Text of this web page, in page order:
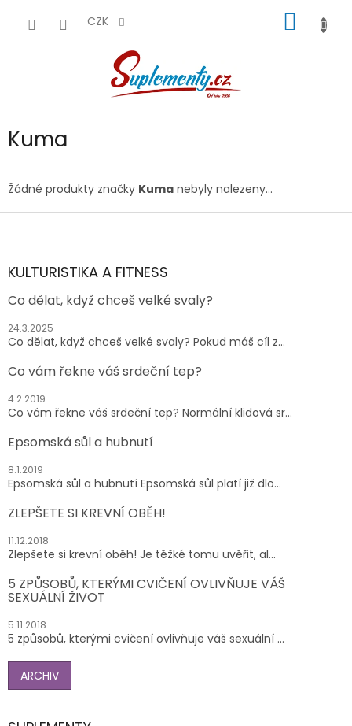
CZK
KOŠÍK
Kuma
Žádné produkty značky Kuma nebyly nalezeny...
Z
aKULTURISTIKA A FITNESS
Co dělat, když chceš velké svaly?
24.3.2025
Co dělat, když chceš velké svaly? Pokud máš cíl z...
Co vám řekne váš srdeční tep?
4.2.2019
Co vám řekne váš srdeční tep? Normální klidová sr...
Epsomská sůl a hubnutí
8.1.2019
Epsomská sůl a hubnutí Epsomská sůl platí již dlo...
ZLEPŠETE SI KREVNÍ OBĚH!
11.12.2018
Zlepšete si krevní oběh! Je těžké tomu uvěřit, al...
5 ZPŮSOBŮ, KTERÝMI CVIČENÍ OVLIVŇUJE VÁŠ
SEXUÁLNÍ ŽIVOT
5.11.2018
5 způsobů, kterými cvičení ovlivňuje váš sexuální ...
ARCHIV